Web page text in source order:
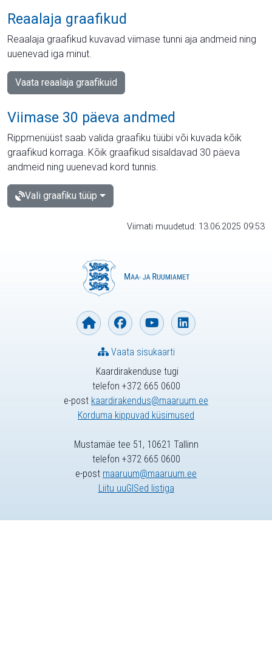
Reaalaja graafikud
Reaalaja graafikud kuvavad viimase tunni aja andmeid ning
uuenevad iga minut.
Vaata reaalaja graafikuid
Viimase 30 päeva andmed
Rippmenüüst saab valida graafiku tüübi või kuvada kõik
graafikud korraga. Kõik graafikud sisaldavad 30 päeva
andmeid ning uuenevad kord tunnis.
Vali graafiku tüüp
Viimati muudetud: 13.06.2025 09:53
Kaardirakenduse tugi
telefon +372 665 0600
e-post kaardirakendus@maaruum.ee
Korduma kippuvad küsimused
Vaata sisukaarti
Mustamäe tee 51, 10621 Tallinn
telefon +372 665 0600
e-post maaruum@maaruum.ee
Liitu uuGISed listiga